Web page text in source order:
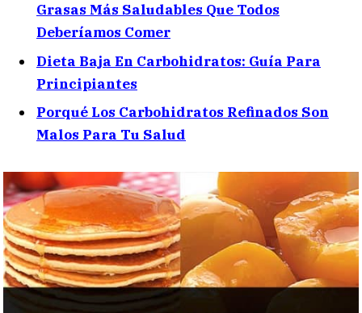
Grasas Más Saludables Que Todos
Deberíamos Comer
Dieta Baja En Carbohidratos: Guía Para
Principiantes
Porqué Los Carbohidratos Refinados Son
Malos Para Tu Salud